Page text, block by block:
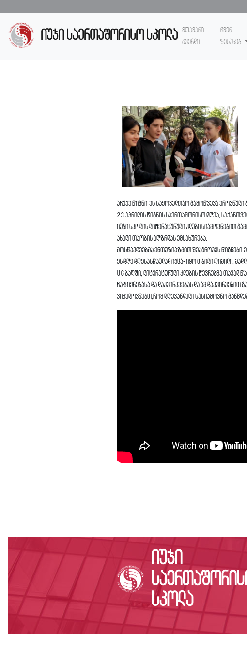
იუჯი საერთაშორისო სკოლა მთავარი
გვერდი
ჩვენ
შესახებ
აჩუქე წიგნი-ეს საყოველთაო გამოწვევა ეროვნული
23 აპრილის წიგნის საერთაშორისო დღეა,
იუჯი სკოლის ლიტერატურული კლუბი სიამოვნებით
ახალი თაობის აღზრდას ემსახურება.
მოსწავლეებმა ენთუზიაზმით შეაგროვეს
ეს დღე დღესასწაულად იქცა- იყო თბილი ღიმილი,
UG ბაღში, ლიტერატურული კლუბის წევრებმა თავად
ჩაფიქრებასა და დაკვირკვებას და ამ დაკვირვებით
ვიმედოვნებთ,რომ დღევანდელი სასიამოვნო
იუჯი
სკოლა